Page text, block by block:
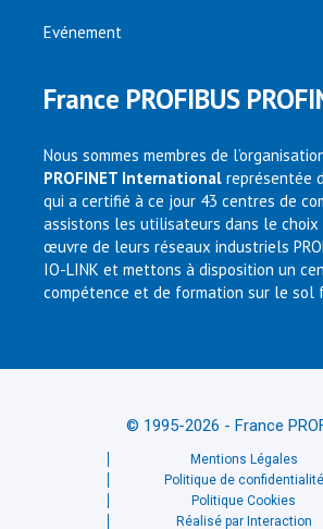
Evénement
France PROFIBUS
Nous sommes membres de
PROFINET International représentée
qui a certifié à ce jour 43 centres de
assistons les utilisateurs dans le choix
œuvre de leurs réseaux industriels
IO-LINK et mettons à disposition un
compétence et de formation sur le sol
© 1995-2026 - France
Mentions Légales
Politique de confidentialité
Politique Cookies
Réalisé par Interaction